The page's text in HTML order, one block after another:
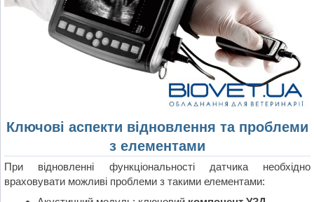
Ключові аспекти відновлення та проблеми
з елементами
При відновленні функціональності датчика необхідно
враховувати можливі проблеми з такими елементами: